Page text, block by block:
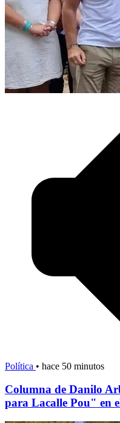
Política • hace 50 minutos
Columna de Danilo
para Lacalle Pou" en